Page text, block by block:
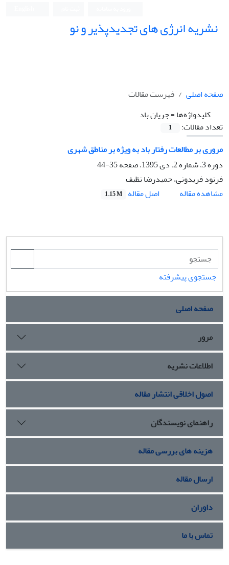
نشریه انرژی های تجدیدپذیر و نو
صفحه اصلی
فهرست مقالات
کلیدواژه‌ها =جریان باد
تعداد مقالات:
1
مروری بر مطالعات رفتار باد به ویژه بر مناطق شهری
دوره 3، شماره 2، دی 1395، صفحه
35-44
فرنود فریدونی، حمیدرضا نظیف
مشاهده مقاله
اصل مقاله 1.15 M
جستجوی پیشرفته
صفحه اصلی
مرور
اطلاعات نشریه
اصول اخلاقی انتشار مقاله
راهنمای نویسندگان
هزینه های بررسی مقاله
ارسال مقاله
داوران
تماس با ما